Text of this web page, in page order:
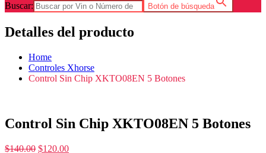
Buscar: Botón de búsqueda
Detalles del producto
Home
Controles Xhorse
Control Sin Chip XKTO08EN 5 Botones
Control Sin Chip XKTO08EN 5 Botones
$140.00 $120.00